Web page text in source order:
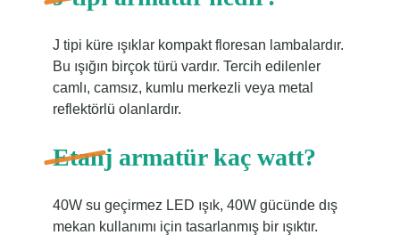
J tipi küre ışıklar kompakt floresan lambalardır.
Bu ışığın birçok türü vardır. Tercih edilenler
camlı, camsız, kumlu merkezli veya metal
reflektörlü olanlardır.
Etanj armatür kaç watt?
40W su geçirmez LED ışık, 40W gücünde dış
mekan kullanımı için tasarlanmış bir ışıktır.